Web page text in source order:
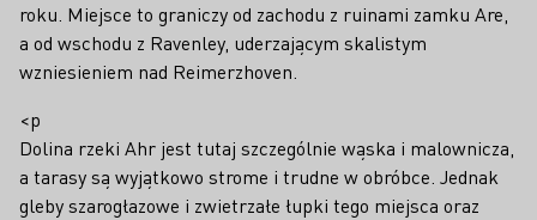
roku. Miejsce to graniczy od zachodu z ruinami zamku Are,
a od wschodu z Ravenley, uderzającym skalistym
wzniesieniem nad Reimerzhoven.
<p
Dolina rzeki Ahr jest tutaj szczególnie wąska i malownicza,
a tarasy są wyjątkowo strome i trudne w obróbce. Jednak
gleby szarogłazowe i zwietrzałe łupki tego miejsca oraz